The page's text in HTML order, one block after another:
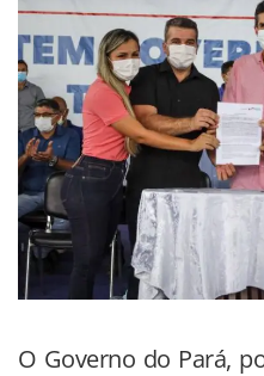
O Governo do Pará,